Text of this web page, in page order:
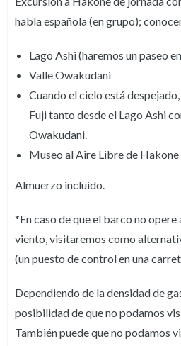
habla española (en grupo);
Lago Ashi (haremos un paseo
Valle Owakudani
Cuando el cielo está
Fuji tanto desde el Lago Ashi
Owakudani.
Museo al Aire Libre de Hakone
Almuerzo incluido.
*En caso de que el barco no
viento, visitaremos como
(un puesto de control en una
Dependiendo de la densidad de
posibilidad de que no podamos
También puede que no podamos